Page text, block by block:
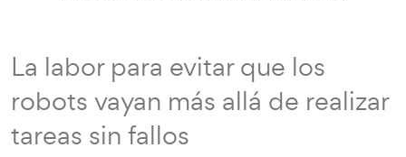
La labor para evitar que los
robots vayan más allá de realizar
tareas sin fallos